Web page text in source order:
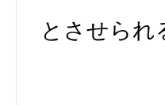
とさせられ